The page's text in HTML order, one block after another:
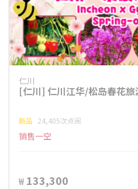
仁川
[仁川] 仁川江华/松岛春花
新品 24,405次点阅
销售一空
₩ 133,300